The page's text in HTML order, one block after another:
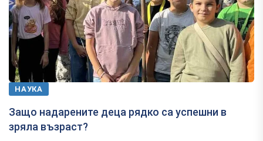
НАУКА
Защо надарените деца рядко са успешни в
зряла възраст?